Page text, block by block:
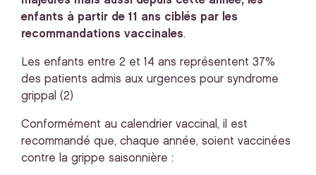
enfants à partir de 11 ans ciblés par les
recommandations vaccinales.
Les enfants entre 2 et 14 ans représentent 37%
des patients admis aux urgences pour syndrome
grippal (2)
Conformément au calendrier vaccinal, il est
recommandé que, chaque année, soient vaccinées
contre la grippe saisonnière :